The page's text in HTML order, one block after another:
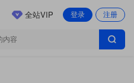
登录 注册
全站VIP